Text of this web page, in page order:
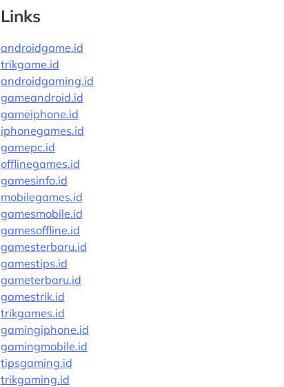
Links
androidgame.id
trikgame.id
androidgaming.id
gameandroid.id
gameiphone.id
iphonegames.id
gamepc.id
offlinegames.id
gamesinfo.id
mobilegames.id
gamesmobile.id
gamesoffline.id
gamesterbaru.id
gamestips.id
gameterbaru.id
gamestrik.id
trikgames.id
gamingiphone.id
gamingmobile.id
tipsgaming.id
trikgaming.id